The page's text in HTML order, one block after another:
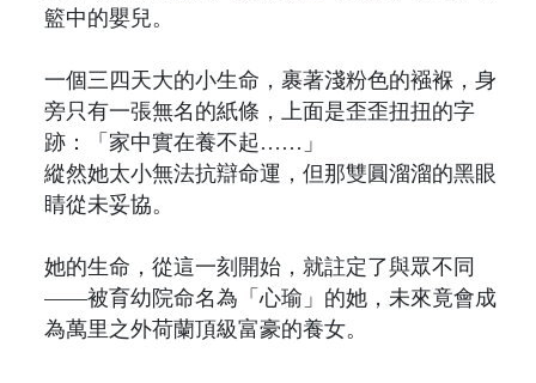
籃中的嬰兒。
一個三四天大的小生命，裹著淺粉色的襁褓，身
旁只有一張無名的紙條，上面是歪歪扭扭的字
跡：「家中實在養不起……」
縱然她太小無法抗辯命運，但那雙圓溜溜的黑眼
睛從未妥協。
她的生命，從這一刻開始，就註定了與眾不同
——被育幼院命名為「心瑜」的她，未來竟會成
為萬里之外荷蘭頂級富豪的養女。